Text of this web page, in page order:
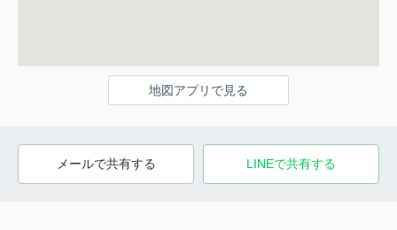
地図アプリで見る
メールで共有する LINEで共有する